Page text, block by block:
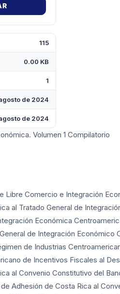
115
0.00 KB
1
de 2024
de 2024
Volumen 1 Compilatorio
Libre Comercio e Integración
al Tratado General de
Económica
de Integración Económico
de Industrias
de Incentivos Fiscales al
al Convenio Constitutivo del
Adhesión de Costa Rica al